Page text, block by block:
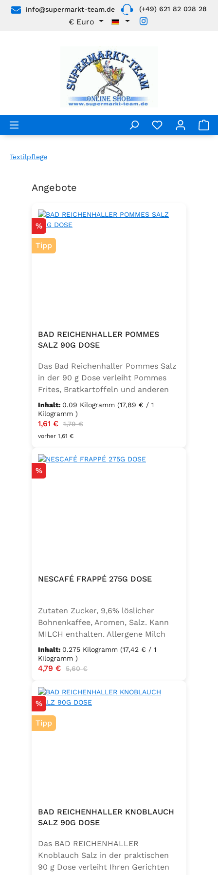
Zum Hauptinhalt springen
info@supermarkt-team.de (+49) 621 82 028 28
€ Euro
Textilpflege
Produktgalerie überspringen
Angebote
Rabatt
%
Tipp
BAD REICHENHALLER POMMES
SALZ 90G DOSE
Das Bad Reichenhaller Pommes Salz
in der 90 g Dose verleiht Pommes
Frites, Bratkartoffeln und anderen
Kartoffelspezialitäten den perfekten
Geschmack – ganz ohne
Geschmacksverstärker. Die feine
Mischung ist vegan, glutenfrei und
bewusste Ernährung und
unkomplizierte Würzung in der
Inhalt: 0.09 Kilogramm (17,89 € / 1
Kilogramm )
Verkaufspreis:
1,61 € Regulärer Preis:
1,79 €
vorher 1,61 €
Rabatt
%
NESCAFÉ FRAPPÉ 275G DOSE
Zutaten Zucker, 9,6% löslicher
Bohnenkaffee, Aromen, Salz. Kann
MILCH enthalten. Allergene Milch
und daraus gewonnene Erzeugnisse
Inhalt: 0.275 Kilogramm (17,42 € / 1
Kilogramm )
Verkaufspreis:
4,79 € Regulärer Preis:
5,60 €
Rabatt
%
Tipp
BAD REICHENHALLER KNOBLAUCH
SALZ 90G DOSE
Das BAD REICHENHALLER
Knoblauch Salz in der praktischen
90 g Dose verleiht Ihren Gerichten